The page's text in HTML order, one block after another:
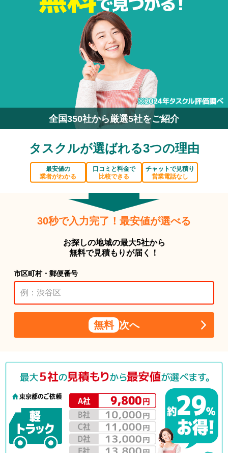
全国350社から厳選5社をご紹介
タスクルが選ばれる3つの理由
最安値の
業者がわかる
口コミと料金で
比較できる
チャットで見積り
営業電話なし
30秒で入力完了！最安値が選べる
お探しの地域の最大5社から
無料で見積もりが届く！
市区町村・郵便番号
無料 次へ